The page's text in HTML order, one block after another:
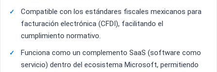
Compatible con los estándares fiscales mexicanos para
facturación electrónica (CFDI), facilitando el
cumplimiento normativo.
Funciona como un complemento SaaS (software como
servicio) dentro del ecosistema Microsoft, permitiendo